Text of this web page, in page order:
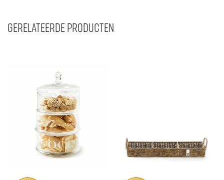
Gerelateerde producten